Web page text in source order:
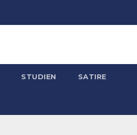
STUDIEN SATIRE